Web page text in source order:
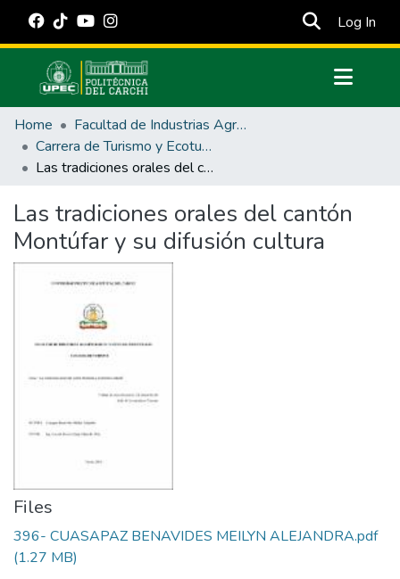
Log In
Communities & Collections
All of DSpace
Statistics
Estadísticas Externas
Manuales
Home
Facultad de Industrias Agropecuarias y Ciencias Ambientales
Carrera de Turismo y Ecoturimo
Las tradiciones orales del cantón Montúfar y su difusión cultura
Las tradiciones orales del cantón
Montúfar y su difusión cultura
Files
396- CUASAPAZ BENAVIDES MEILYN ALEJANDRA.pdf
(1.27 MB)